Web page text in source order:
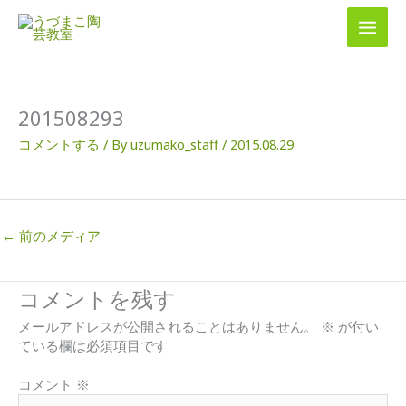
201508293
コメントする / Byuzumako_staff/ 2015.08.29
← 前のメディア
コメントを残す
メールアドレスが公開されることはありません。 ※ が付い
ている欄は必須項目です
コメント ※